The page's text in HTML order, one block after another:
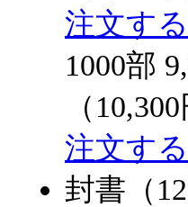
注文する
1000部
（
注文する
封書（